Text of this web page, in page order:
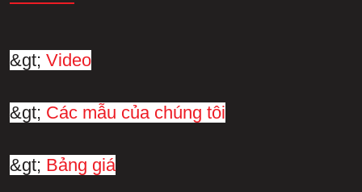
&gt; Video
&gt; Các mẫu của chúng tôi
&gt; Bảng giá